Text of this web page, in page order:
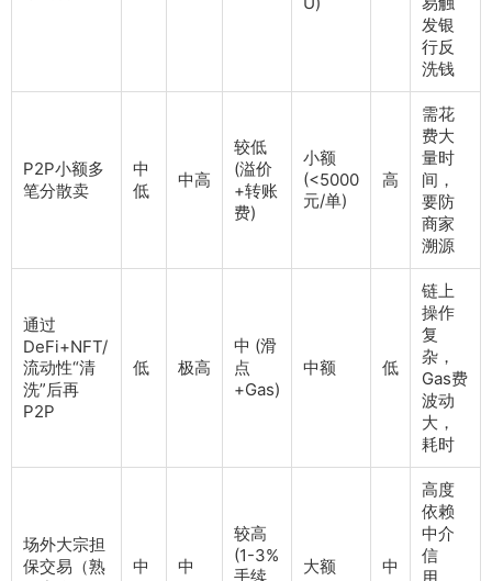
发银
行反
洗钱
P2P小额多
笔分散卖
中
低
中高
较低
(溢价
+转账
费)
小额
(<5000
元/单)
高
需花
费大
量时
间，
要防
商家
溯源
通过
DeFi+NFT/
流动性“清
洗”后再
P2P
低 极高
中 (滑
点
+Gas)
中额 低
链上
操作
复
杂，
Gas费
波动
大，
耗时
场外大宗担
保交易（熟
中 中
较高
(1-3%
手续
大额 中
高度
依赖
中介
信